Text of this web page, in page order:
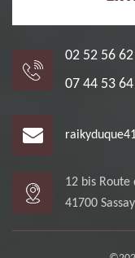
02 52 56
07 44 53
12 bis Route
41700 Sassay